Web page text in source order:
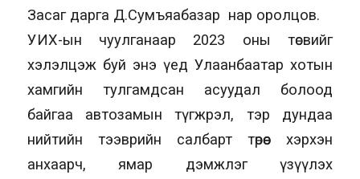
Засаг дарга Д.Сумъяабазар нар оролцов.
УИХ-ын чуулганаар 2023 оны төсвийг
хэлэлцэж буй энэ үед Улаанбаатар хотын
хамгийн тулгамдсан асуудал болоод
байгаа автозамын түгжрэл, тэр дундаа
нийтийн тээврийн салбарт төрөөс хэрхэн
анхаарч, ямар дэмжлэг үзүүлэх